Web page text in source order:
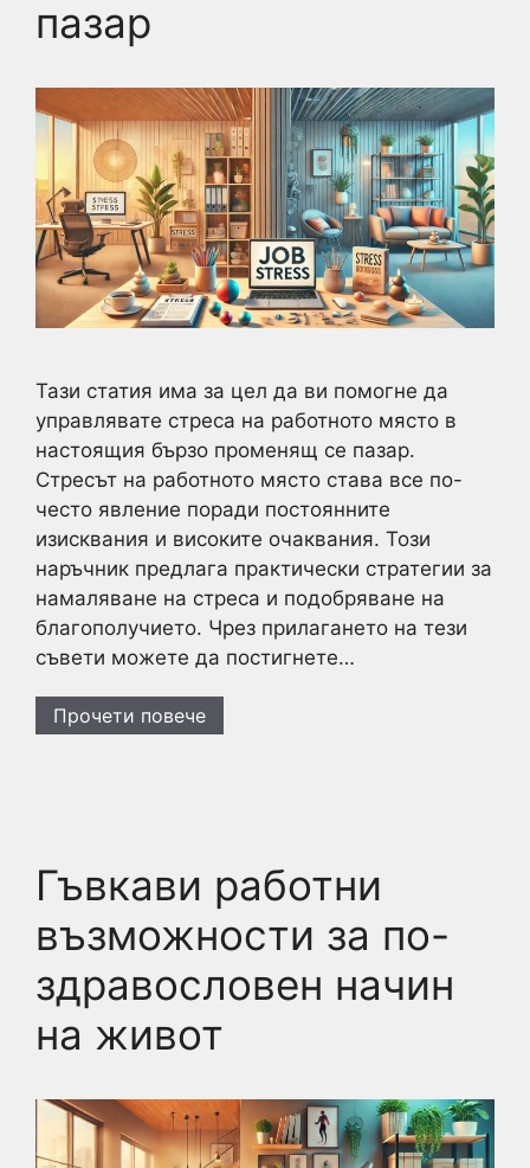
пазар
Тази статия има за цел да ви помогне да
управлявате стреса на работното място в
настоящия бързо променящ се пазар.
Стресът на работното място става все по-
често явление поради постоянните
изисквания и високите очаквания. Този
наръчник предлага практически стратегии за
намаляване на стреса и подобряване на
благополучието. Чрез прилагането на тези
съвети можете да постигнете…
Прочети повече
Гъвкави работни
възможности за по-
здравословен начин
на живот